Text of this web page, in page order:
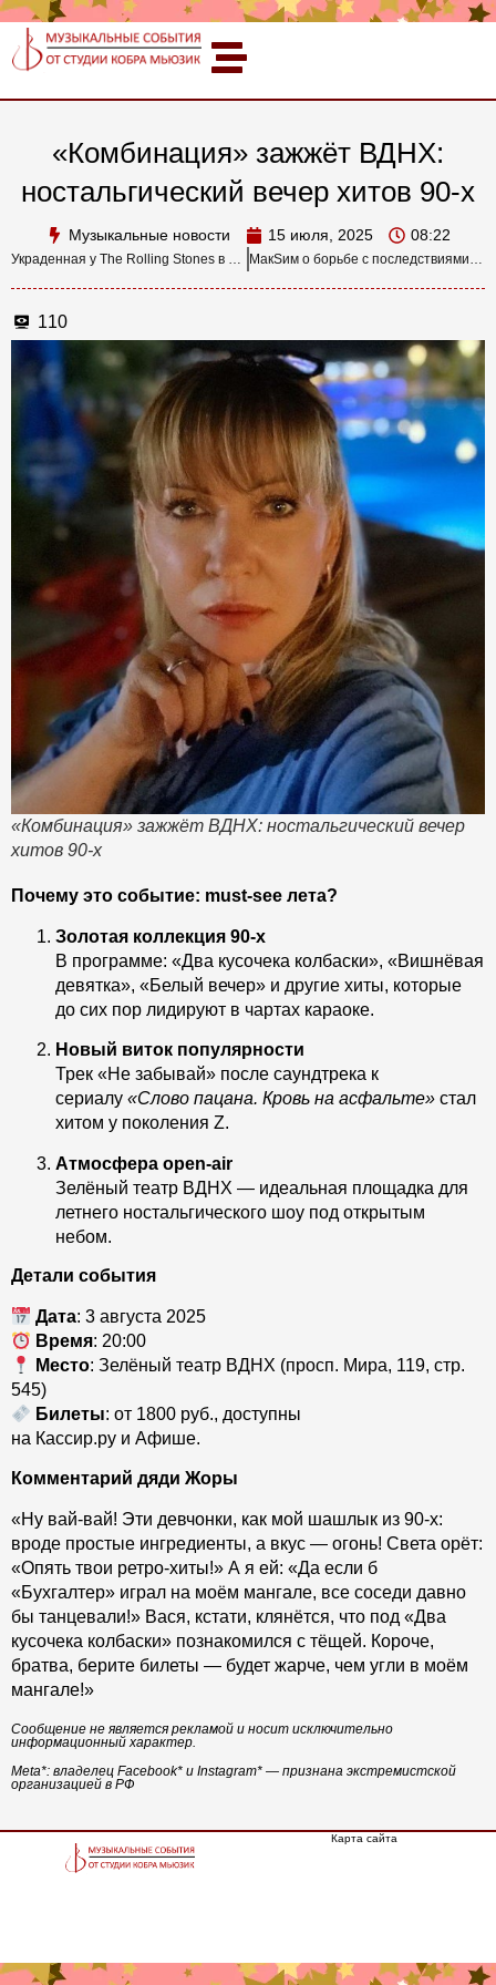
«Комбинация» зажжёт ВДНХ:
ностальгический вечер хитов 90-х
Музыкальные новости 15 июля, 2025 08:22
Украденная у The Rolling Stones в 1970-х гитара Gibson Les Paul обнаружена в коллекции музея Метрополитен МакSим о борьбе с последствиями комы: «Пришлось заново учиться писать песни»
110
«Комбинация» зажжёт ВДНХ: ностальгический вечер
хитов 90-х
Почему это событие: must-see лета?
Золотая коллекция 90-х
В программе: «Два кусочека колбаски», «Вишнёвая
девятка», «Белый вечер» и другие хиты, которые
до сих пор лидируют в чартах караоке.
Новый виток популярности
Трек «Не забывай» после саундтрека к
сериалу «Слово пацана. Кровь на асфальте» стал
хитом у поколения Z.
Атмосфера open-air
Зелёный театр ВДНХ — идеальная площадка для
летнего ностальгического шоу под открытым
небом.
Детали события
Дата: 3 августа 2025
Время: 20:00
Место: Зелёный театр ВДНХ (просп. Мира, 119, стр.
545)
Билеты: от 1800 руб., доступны
на Кассир.ру и Афише.
Комментарий дяди Жоры
«Ну вай-вай! Эти девчонки, как мой шашлык из 90-х:
вроде простые ингредиенты, а вкус — огонь! Света орёт:
«Опять твои ретро-хиты!» А я ей: «Да если б
«Бухгалтер» играл на моём мангале, все соседи давно
бы танцевали!» Вася, кстати, клянётся, что под «Два
кусочека колбаски» познакомился с тёщей. Короче,
братва, берите билеты — будет жарче, чем угли в моём
мангале!»
Сообщение не является рекламой и носит исключительно
информационный характер.
Meta*: владелец Facebook* и Instagram* — признана экстремистской
организацией в РФ
Карта сайта